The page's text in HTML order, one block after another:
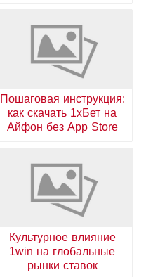
Пошаговая инструкция:
как скачать 1хБет на
Айфон без App Store
Культурное влияние
1win на глобальные
рынки ставок